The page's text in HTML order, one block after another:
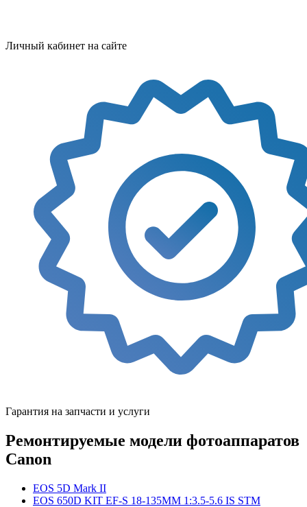
Личный кабинет на сайте
Гарантия на запчасти и услуги
Ремонтируемые модели фотоаппаратов
Canon
EOS 5D Mark II
EOS 650D KIT EF-S 18-135MM 1:3.5-5.6 IS STM